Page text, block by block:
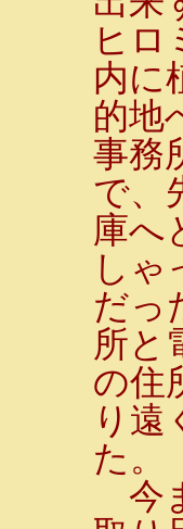
ヒロ
内に
的地
事務
で、
庫へ
しゃ
だっ
所と
の住
り遠
た。
今